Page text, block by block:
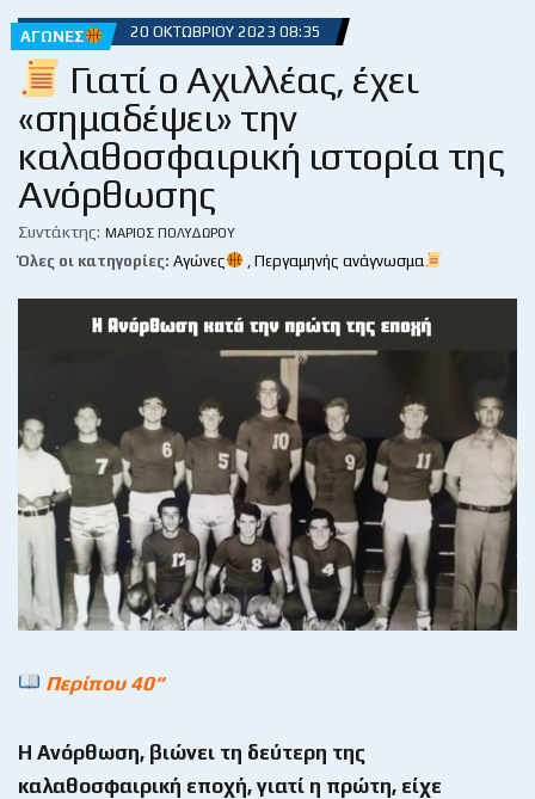
ΑΓΏΝΕΣ 20 ΟΚΤΩΒΡΊΟΥ 2023 08:35
Γιατί ο Αχιλλέας, έχει
«σημαδέψει» την
καλαθοσφαιρική ιστορία της
Ανόρθωσης
Συντάκτης: ΜΆΡΙΟΣ ΠΟΛΥΔΏΡΟΥ
Όλες οι κατηγορίες: Αγώνες Περγαμηνής ανάγνωσμα
Περίπου 40“
Η Ανόρθωση, βιώνει τη δεύτερη της
καλαθοσφαιρική εποχή, γιατί η πρώτη, είχε